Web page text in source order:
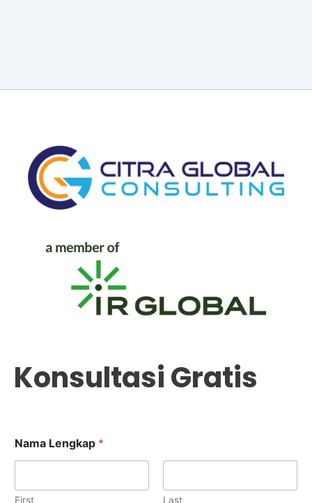
Konsultasi Gratis
Nama Lengkap *
First Last